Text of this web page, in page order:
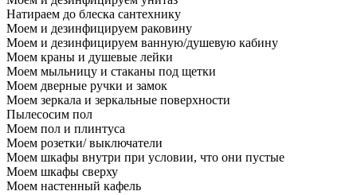
Натираем до блеска сантехнику
Моем и дезинфицируем раковину
Моем и дезинфицируем ванную/душевую кабину
Моем краны и душевые лейки
Моем мыльницу и стаканы под щетки
Моем дверные ручки и замок
Моем зеркала и зеркальные поверхности
Пылесосим пол
Моем пол и плинтуса
Моем розетки/ выключатели
Моем шкафы внутри при условии, что они пустые
Моем шкафы сверху
Моем настенный кафель